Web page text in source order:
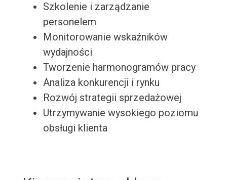
Szkolenie i zarządzanie
personelem
Monitorowanie wskaźników
wydajności
Tworzenie harmonogramów pracy
Analiza konkurencji i rynku
Rozwój strategii sprzedażowej
Utrzymywanie wysokiego poziomu
obsługi klienta